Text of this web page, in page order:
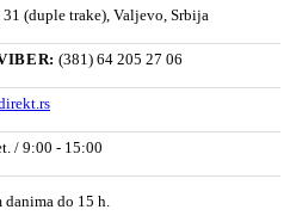
(duple trake), Valjevo, Srbija
(381) 64 205 27 06
/ 9:00 - 15:00
danima do 15 h.